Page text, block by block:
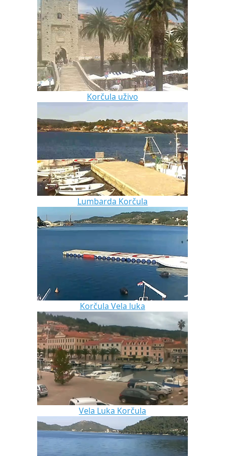
Korčula uživo
Lumbarda Korčula
Korčula Vela luka
Vela Luka Korčula